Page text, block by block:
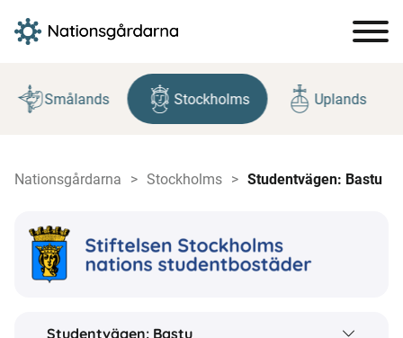
innehåll
Smålands Stockholms Uplands
Nationsgårdarna Stockholms Studentvägen: Bastu
Studentvägen: Bastu